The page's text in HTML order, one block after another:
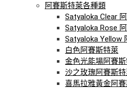
阿賽斯特萊各種類
Satyaloka Clear
Satyaloka Rose
Satyaloka Yellow
白色阿賽斯特萊
金色光能場阿賽
沙之玫瑰阿賽斯
喜馬拉雅黃金阿